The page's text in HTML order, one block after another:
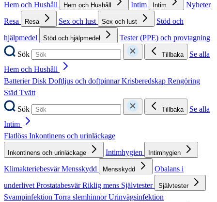
Hem och Hushåll
Hem och Hushåll Intim Intim
Nyheter
Resa
Resa Sex och lust Sex och lust
Stöd och
hjälpmedel
Stöd och hjälpmedel
Tester (PPE) och provtagning
Sök
Tillbaka
Se alla
Hem och Hushåll
BatterierDisk Doftljus och doftpinnarKrisberedskap Rengöring
Städ Tvätt
Sök
Tillbaka
Se alla
Intim
Flatlöss Inkontinens och urinläckage
Inkontinens och urinläckage Intimhygien Intimhygien
KlimakteriebesvärMensskydd Mensskydd
Obalans i
underlivetProstatabesvärRiklig mens Självtester Självtester
Svampinfektion Torra slemhinnorUrinvägsinfektion